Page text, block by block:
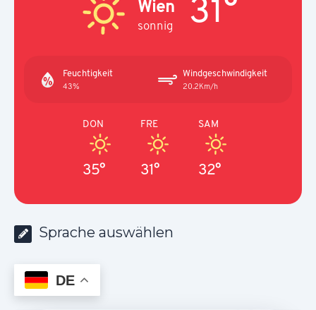
Wien
sonnig 31°
Feuchtigkeit
43%
Windgeschwindigkeit
20.2Km/h
DON
35°
FRE
31°
SAM
32°
Sprache auswählen
DE